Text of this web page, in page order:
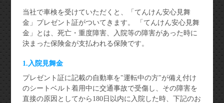
当社で車検を受けていただくと、「てんけん安心見舞
金」プレゼント証がついてきます。 「てんけん安心見舞
金」とは、死亡・重度障害、入院等の障害があった時に
決まった保険金が支払われる保険です。
1.入院見舞金
プレゼント証に記載の自動車を"運転中の方"が備え付け
のシートベルト着用中に交通事故で受傷し、その障害を
直接の原因としてから180日以内に入院した時、下記のお